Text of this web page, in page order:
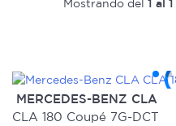
Mostrando del 1 al 1
MERCEDES-BENZ CLA
CLA 180 Coupé 7G-DCT